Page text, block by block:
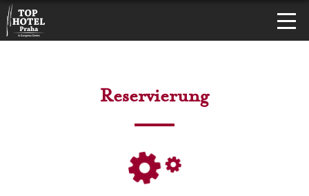
Reservierung